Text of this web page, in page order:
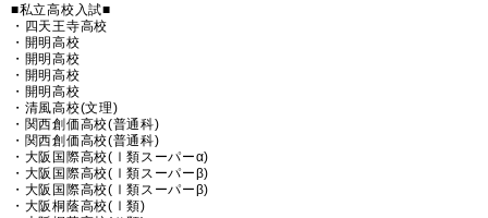
■私立高校入試■
・四天王寺高校
・開明高校
・開明高校
・開明高校
・開明高校
・清風高校(文理)
・関西創価高校(普通科)
・関西創価高校(普通科)
・大阪国際高校(Ⅰ類スーパーα)
・大阪国際高校(Ⅰ類スーパーβ)
・大阪国際高校(Ⅰ類スーパーβ)
・大阪桐蔭高校(Ⅰ類)